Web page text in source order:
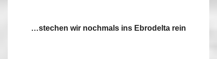
…stechen wir nochmals ins Ebrodelta rein